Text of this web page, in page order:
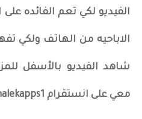
الفيديو لكي تعم الفائده
الاباحيه من الهاتف ولكي
شاهد الفيديو بالأسفل
معي على انستقرام malekapps1